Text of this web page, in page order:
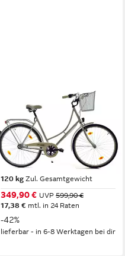
Cityrad 28 Zoll Damen City
Holland Fahrrad Rad Bike 3
GANG NEXUS Enur Weiß
56 cm
Rahmenhöhe
Gänge
120 kg Zul. Gesamtgewicht
349,90 € UVP 599,90 €
17,38 € mtl. in 24 Raten
-42%
lieferbar - in 6-8 Werktagen bei dir